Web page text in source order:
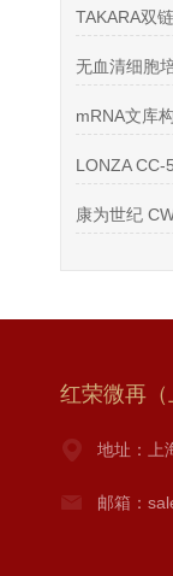
TAKARA双
无血清细胞
mRNA文库
红荣微再（
地址：上
邮箱：